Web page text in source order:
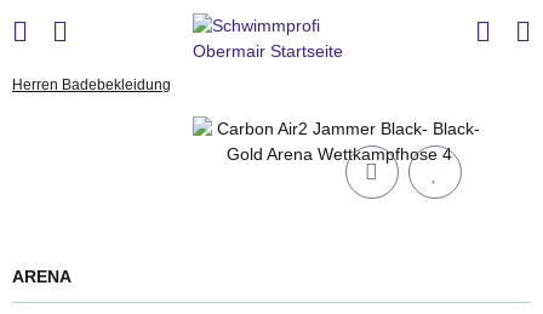
Herren Badebekleidung
ARENA